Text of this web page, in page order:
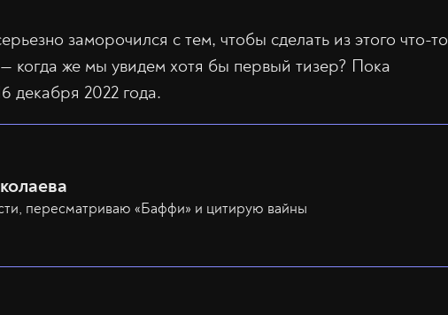
заморочился с тем, чтобы сделать из этого что-то
когда же мы увидем хотя бы первый тизер? Пока
декабря 2022 года.
пересматриваю «Баффи» и цитирую вайны